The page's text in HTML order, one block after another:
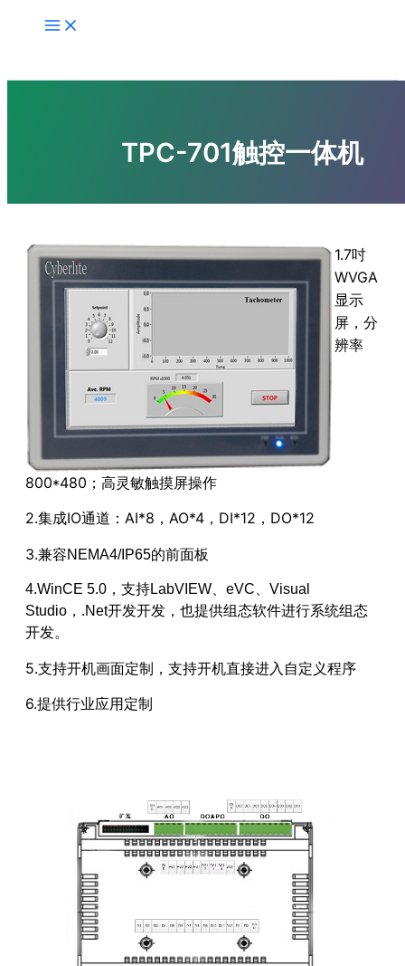
容
TPC-701触控一体机
1.7吋
WVGA
显示
屏，分
辨率
800*480 ； 高灵敏触摸屏操作
2.集成IO通道：AI*8，AO*4，DI*12，DO*12
3.兼容NEMA4/IP65的前面板
4.WinCE 5.0，支持LabVIEW、eVC、Visual
Studio，.Net开发开发，也提供组态软件进行系统组态
开发。
5.支持开机画面定制，支持开机直接进入自定义程序
6.提供行业应用定制